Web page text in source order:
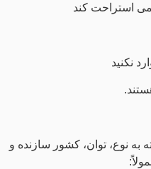
نکنید
نوع، توان، کشور سازنده و